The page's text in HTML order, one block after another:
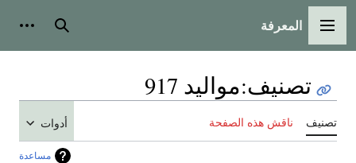
القائمة الرئيسية
المعرفة بحث
تصنيف:مواليد 917
تصنيف ناقش هذه الصفحة أدوات
مساعدة